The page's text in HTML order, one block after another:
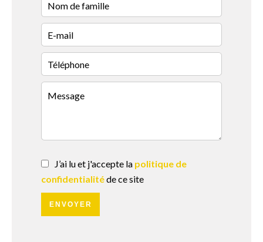
J’ai lu et j'accepte la politique de
confidentialitéde ce site
ENVOYER